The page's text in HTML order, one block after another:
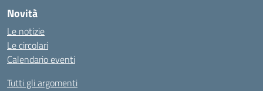
Novità
Le notizie
Le circolari
Calendario eventi
Tutti gli argomenti